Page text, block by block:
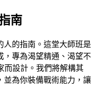
南
人的指南。這堂大師班是
，專為渴望精通、渴望不
而設計。我們將解構其
並為你裝備戰術能力，讓